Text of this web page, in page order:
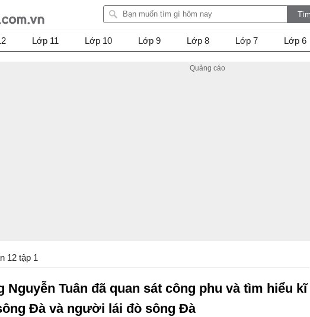
Lớp 11 Lớp 10 Lớp 9 Lớp 8 Lớp 7 Lớp 6
12 tập 1
Nguyễn Tuân đã quan sát công phu và tìm hiểu kĩ
Đà và người lái đò sông Đà